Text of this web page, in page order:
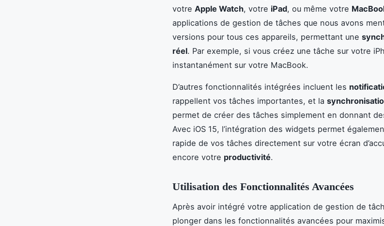
votre Apple Watch, votre iPad, ou même votre
applications de gestion de tâches que nous avons
versions pour tous ces appareils, permettant une
réel. Par exemple, si vous créez une tâche sur votre
instantanément sur votre MacBook.
D’autres fonctionnalités intégrées incluent les
rappellent vos tâches importantes, et la
permet de créer des tâches simplement en donnant
Avec iOS 15, l’intégration des widgets permet
rapide de vos tâches directement sur votre écran
encore votre productivité.
Utilisation des Fonctionnalités Avancées
Après avoir intégré votre application de gestion de
plonger dans les fonctionnalités avancées pour